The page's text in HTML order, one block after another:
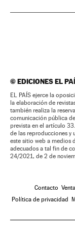
©EDICIONES EL
EL PAÍS ejerce la
la elaboración de
también realiza la
comunicación pública
prevista en el artículo
de las reproducciones y
este sitio web a medios
adecuados a tal fin de
24/2021, de 2 de
Contacto
Política de privacidad